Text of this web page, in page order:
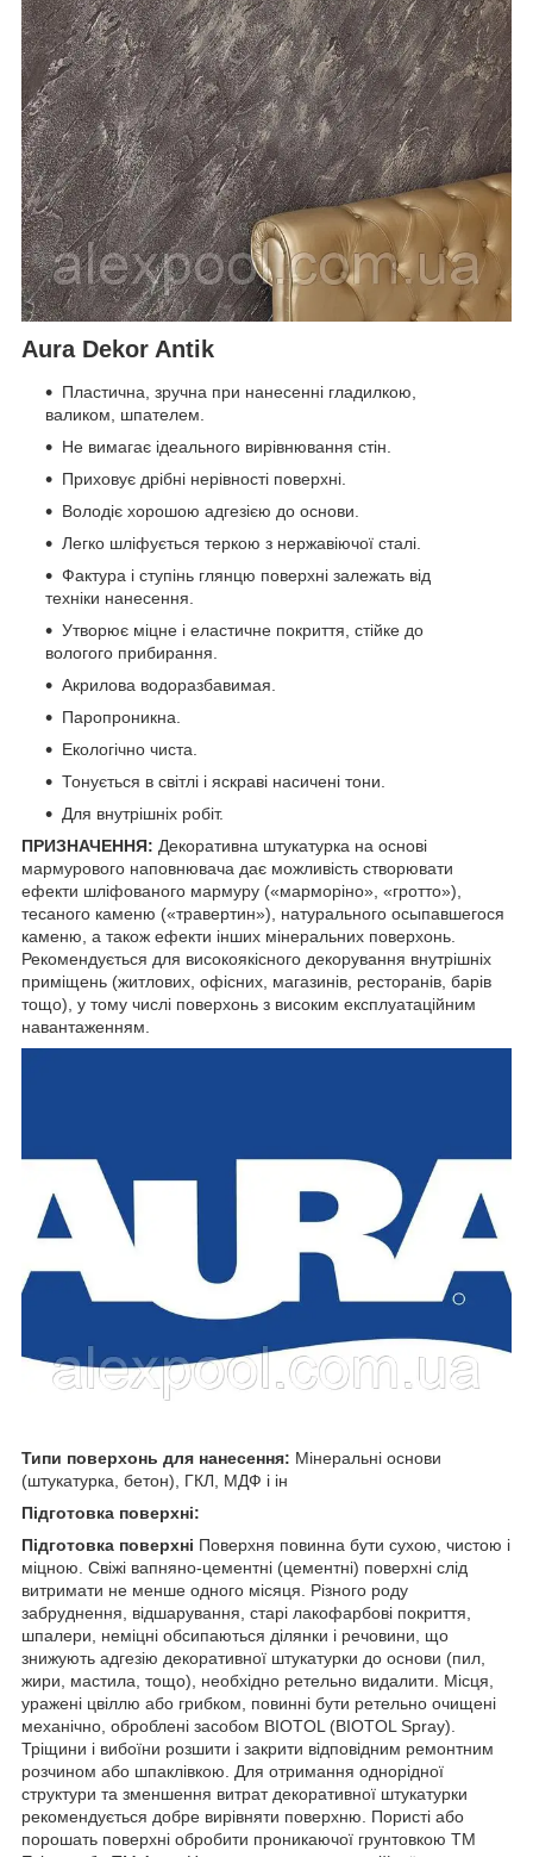
Aura Dekor Antik
Пластична, зручна при нанесенні гладилкою,
валиком, шпателем.
Не вимагає ідеального вирівнювання стін.
Приховує дрібні нерівності поверхні.
Володіє хорошою адгезією до основи.
Легко шліфується теркою з нержавіючої сталі.
Фактура і ступінь глянцю поверхні залежать від
техніки нанесення.
Утворює міцне і еластичне покриття, стійке до
вологого прибирання.
Акрилова водоразбавимая.
Паропроникна.
Екологічно чиста.
Тонується в світлі і яскраві насичені тони.
Для внутрішніх робіт.
ПРИЗНАЧЕННЯ: Декоративна штукатурка на основі
мармурового наповнювача дає можливість створювати
ефекти шліфованого мармуру («марморіно», «гротто»),
тесаного каменю («травертин»), натурального осыпавшегося
каменю, а також ефекти інших мінеральних поверхонь.
Рекомендується для високоякісного декорування внутрішніх
приміщень (житлових, офісних, магазинів, ресторанів, барів
тощо), у тому числі поверхонь з високим експлуатаційним
навантаженням.
Типи поверхонь для нанесення: Мінеральні основи
(штукатурка, бетон), ГКЛ, МДФ і ін
Підготовка поверхні:
Підготовка поверхні Поверхня повинна бути сухою, чистою і
міцною. Свіжі вапняно-цементні (цементні) поверхні слід
витримати не менше одного місяця. Різного роду
забруднення, відшарування, старі лакофарбові покриття,
шпалери, неміцні обсипаються ділянки і речовини, що
знижують адгезію декоративної штукатурки до основи (пил,
жири, мастила, тощо), необхідно ретельно видалити. Місця,
уражені цвіллю або грибком, повинні бути ретельно очищені
механічно, оброблені засобом BIOTOL (BIOTOL Spray).
Тріщини і вибоїни розшити і закрити відповідним ремонтним
розчином або шпаклівкою. Для отримання однорідної
структури та зменшення витрат декоративної штукатурки
рекомендується добре вирівняти поверхню. Пористі або
порошать поверхні обробити проникаючої грунтовкою ТМ